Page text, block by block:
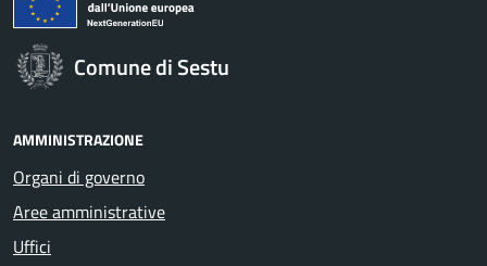
Comune di Sestu
AMMINISTRAZIONE
Organi di governo
Aree amministrative
Uffici